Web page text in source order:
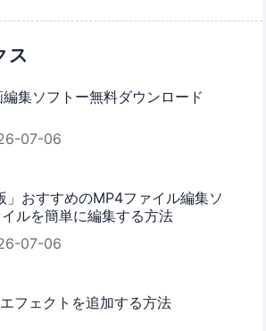
ス
集ソフトー無料ダウンロード
07-06
」おすすめのMP4ファイル編集ソ
ルを簡単に編集する方法
07-06
フェクトを追加する方法